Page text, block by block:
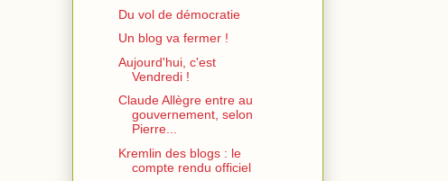
Du vol de démocratie
Un blog va fermer !
Aujourd'hui, c'est
Vendredi !
Claude Allègre entre au
gouvernement, selon
Pierre...
Kremlin des blogs : le
compte rendu officiel